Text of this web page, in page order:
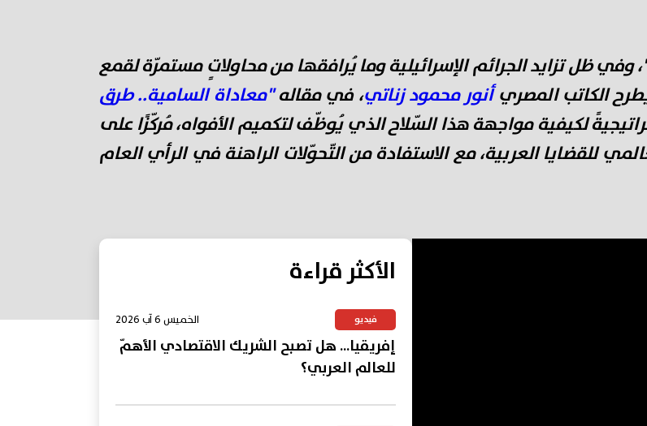
ظل تزايد الجرائم الإسرائيلية وما يُرافقها من محاولاتٍ مستمرّة لقمع
الكاتب المصريأنور محمود زناتي، في مقاله"معاداة السامية.. طرق
لكيفية مواجهة هذا السّلاح الذي يُوظّف لتكميم الأفواه، مُركّزًا على
للقضايا العربية، مع الاستفادة من التّحوّلات الراهنة في الرأي العام
الأكثر قراءة
فيديو الخميس 6 آب 2026
إفريقيا... هل تصبح الشريك الاقتصادي الأهمّ
للعالم العربي؟